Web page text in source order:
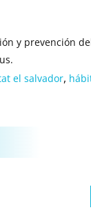
y prevención
el salvador,